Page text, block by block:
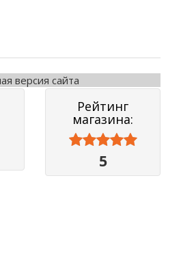
версия сайта
Рейтинг
магазина:



5